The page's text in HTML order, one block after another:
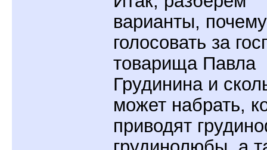
варианты,
голосовать за
товарища Павла
Грудинина и
может набрать,
приводят